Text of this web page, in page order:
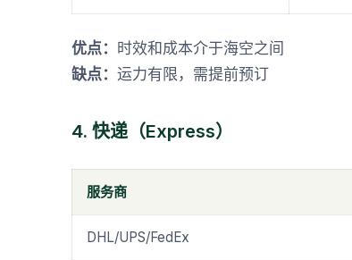
优点： 时效和成本介于海空之间
缺点： 运力有限，需提前预订
4. 快递（Express）
服务商
DHL/UPS/FedEx